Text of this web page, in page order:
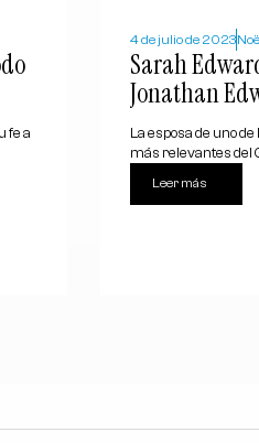
fe a
4 de julio de 2023
Sarah
Jonathan
La esposa de uno
más relevantes del
Leer más